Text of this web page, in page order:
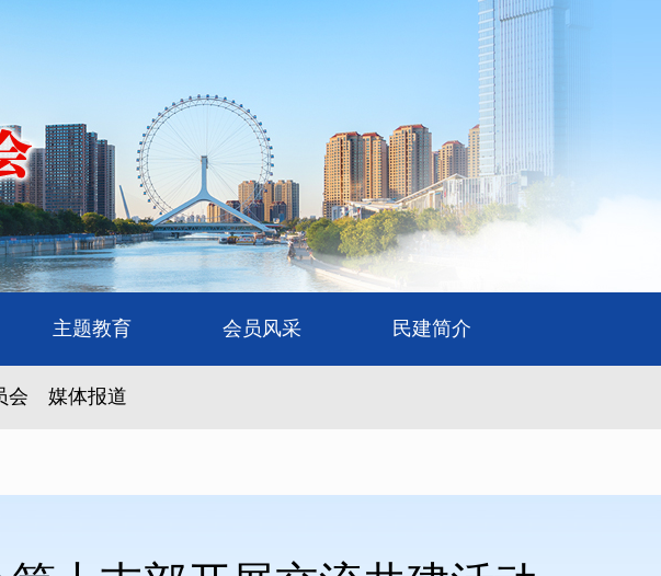
主题教育 会员风采 民建简介
会 媒体报道